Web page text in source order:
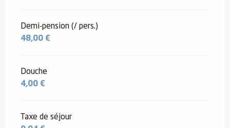
Demi-pension (/ pers.)
48,00 €
Douche
4,00 €
Taxe de séjour